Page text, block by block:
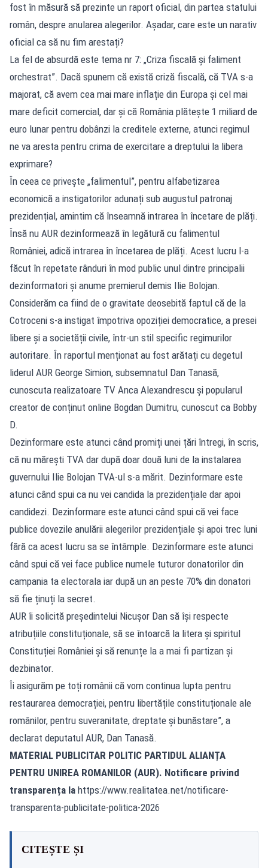
fost în măsură să prezinte un raport oficial, din partea statului
român, despre anularea alegerilor. Așadar, care este un narativ
oficial ca să nu fim arestați?
La fel de absurdă este tema nr 7: „Criza fiscală și faliment
orchestrat”. Dacă spunem că există criză fiscală, că TVA s-a
majorat, că avem cea mai mare inflație din Europa și cel mai
mare deficit comercial, dar și că România plătește 1 miliard de
euro lunar pentru dobânzi la creditele externe, atunci regimul
ne va aresta pentru crima de exercitare a dreptului la libera
exprimare?
În ceea ce privește „falimentul”, pentru alfabetizarea
economică a instigatorilor adunați sub augustul patronaj
prezidențial, amintim că înseamnă intrarea în încetare de plăți.
Însă nu AUR dezinformează în legătură cu falimentul
României, adică intrarea în încetarea de plăți. Acest lucru l-a
făcut în repetate rânduri în mod public unul dintre principalii
dezinformatori și anume premierul demis Ilie Bolojan.
Considerăm ca fiind de o gravitate deosebită faptul că de la
Cotroceni s-a instigat împotriva opoziției democratice, a presei
libere și a societății civile, într-un stil specific regimurilor
autoritare. În raportul menționat au fost arătați cu degetul
liderul AUR George Simion, subsemnatul Dan Tanasă,
cunoscuta realizatoare TV Anca Alexandrescu și popularul
creator de conținut online Bogdan Dumitru, cunoscut ca Bobby
D.
Dezinformare este atunci când promiți unei țări întregi, în scris,
că nu mărești TVA dar după doar două luni de la instalarea
guvernului Ilie Bolojan TVA-ul s-a mărit. Dezinformare este
atunci când spui ca nu vei candida la prezidențiale dar apoi
candidezi. Dezinformare este atunci când spui că vei face
publice dovezile anulării alegerilor prezidențiale și apoi trec luni
fără ca acest lucru sa se întâmple. Dezinformare este atunci
când spui că vei face publice numele tuturor donatorilor din
campania ta electorala iar după un an peste 70% din donatori
să fie ținuți la secret.
AUR îi solicită președintelui Nicușor Dan să își respecte
atribuțiile constituționale, să se întoarcă la litera și spiritul
Constituției României și să renunțe la a mai fi partizan și
dezbinator.
Îi asigurăm pe toți românii că vom continua lupta pentru
restaurarea democrației, pentru libertățile constituționale ale
românilor, pentru suveranitate, dreptate și bunăstare”, a
declarat deputatul AUR, Dan Tanasă.
MATERIAL PUBLICITAR POLITIC PARTIDUL ALIANȚA
PENTRU UNIREA ROMANILOR (AUR). Notificare privind
transparența la https://www.realitatea.net/notificare-
transparenta-publicitate-politica-2026
CITEȘTE ȘI